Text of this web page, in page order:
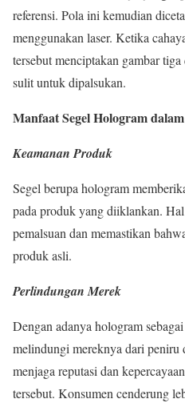
referensi. Pola ini kemudian
menggunakan laser. Ketika
tersebut menciptakan gambar
sulit untuk dipalsukan.
Manfaat Segel Hologram
Keamanan Produk
Segel berupa hologram
pada produk yang diiklankan.
pemalsuan dan memastikan
produk asli.
Perlindungan Merek
Dengan adanya hologram
melindungi mereknya dari peniru
menjaga reputasi dan
tersebut. Konsumen cenderung